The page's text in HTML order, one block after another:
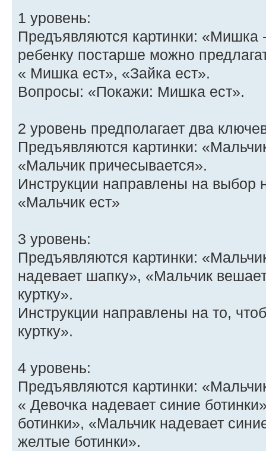
1 уровень:
Предъявляются картинки: «Мишка
ребенку постарше можно
« Мишка ест», «Зайка ест».
Вопросы: «Покажи: Мишка ест».
2 уровень предполагает два
Предъявляются картинки:
«Мальчик причесывается».
Инструкции направлены на выбор
«Мальчик ест»
3 уровень:
Предъявляются картинки:
надевает шапку», «Мальчик
куртку».
Инструкции направлены на то,
куртку».
4 уровень:
Предъявляются картинки:
« Девочка надевает синие
ботинки», «Мальчик надевает
желтые ботинки».